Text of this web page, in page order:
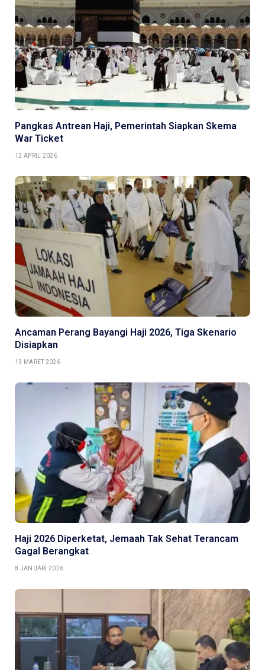
Pangkas Antrean Haji, Pemerintah Siapkan Skema
War Ticket
12 APRIL 2026
Ancaman Perang Bayangi Haji 2026, Tiga Skenario
Disiapkan
13 MARET 2026
Haji 2026 Diperketat, Jemaah Tak Sehat Terancam
Gagal Berangkat
8 JANUARI 2026